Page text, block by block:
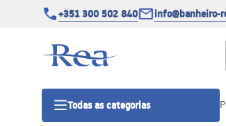
+351 300 502 840 info@banheiro-
Todas as categorias